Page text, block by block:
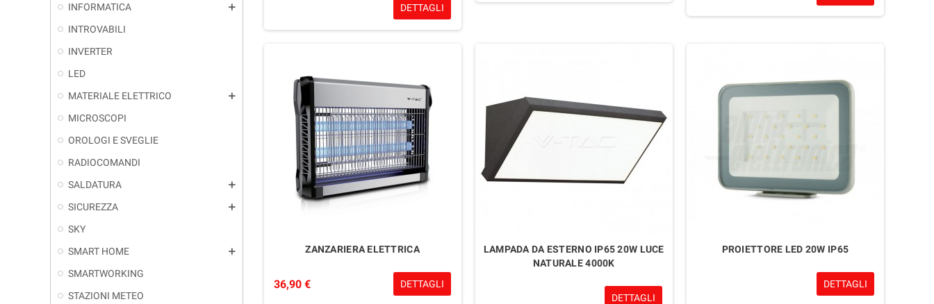
INFORMATICA add
INTROVABILI
INVERTER
LED
MATERIALE ELETTRICO
add
MICROSCOPI
OROLOGI E SVEGLIE
RADIOCOMANDI
SALDATURA
add
SICUREZZA add
SKY
SMART HOME
add
SMARTWORKING
STAZIONI METEO
DETTAGLI
ZANZARIERA ELETTRICA
36,90 € DETTAGLI
LAMPADA DA ESTERNO IP65 20W LUCE
NATURALE 4000K
DETTAGLI
PROIETTORE LED 20W IP65
DETTAGLI